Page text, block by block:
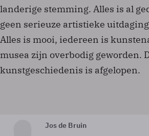
landerige stemming. Alles is al
geen serieuze artistieke
Alles is mooi, iedereen is
musea zijn overbodig geworden.
kunstgeschiedenis is afgelopen.
Jos de Bruin